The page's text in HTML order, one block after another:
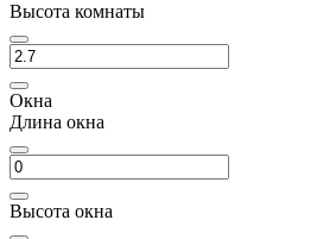
Высота комнаты
Окна
Длина окна
Высота окна